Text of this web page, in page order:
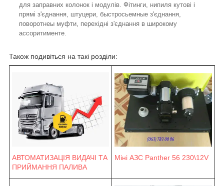
для заправних колонок і модулів. Фітинги, нипиля кутові і
прямі з'єднання, штуцери, быстросьемные з'єднання,
поворотнеы муфти, перехідні з'єднання в широкому
ассоритименте.
Також подивіться на такі розділи:
АВТОМАТИЗАЦІЯ ВИДАЧІ ТА
ПРИЙМАННЯ ПАЛИВА
Міні АЗС Panther 56 230\12V